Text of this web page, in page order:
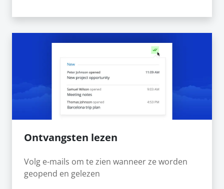
Ontvangsten lezen
Volg e-mails om te zien wanneer ze worden
geopend en gelezen